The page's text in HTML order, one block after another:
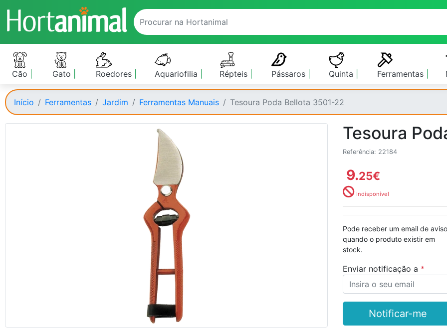
Cão Gato Roedores Aquariofilia Répteis Pássaros Quinta Ferramentas
Início Ferramentas Jardim Ferramentas Manuais Tesoura Poda Bellota 3501-22
Tesoura
Referência: 22184
9.25€
Indisponível
Pode receber um email de aviso
quando o produto existir em
stock.
Enviar notificação a
Notificar-me